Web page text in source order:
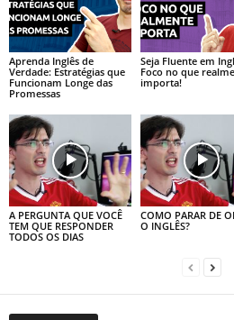
Aprenda Inglês de
Verdade: Estratégias que
Funcionam Longe das
Promessas
Seja Fluente em
Foco no que
importa!
A PERGUNTA QUE VOCÊ
TEM QUE RESPONDER
TODOS OS DIAS
COMO PARAR DE
O INGLÊS?